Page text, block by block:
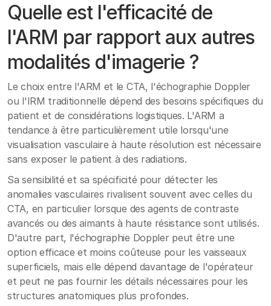
Quelle est l'efficacité de
l'ARM par rapport aux autres
modalités d'imagerie ?
Le choix entre l'ARM et le CTA, l'échographie Doppler
ou l'IRM traditionnelle dépend des besoins spécifiques du
patient et de considérations logistiques. L'ARM a
tendance à être particulièrement utile lorsqu'une
visualisation vasculaire à haute résolution est nécessaire
sans exposer le patient à des radiations.
Sa sensibilité et sa spécificité pour détecter les
anomalies vasculaires rivalisent souvent avec celles du
CTA, en particulier lorsque des agents de contraste
avancés ou des aimants à haute résistance sont utilisés.
D'autre part, l'échographie Doppler peut être une
option efficace et moins coûteuse pour les vaisseaux
superficiels, mais elle dépend davantage de l'opérateur
et peut ne pas fournir les détails nécessaires pour les
structures anatomiques plus profondes.